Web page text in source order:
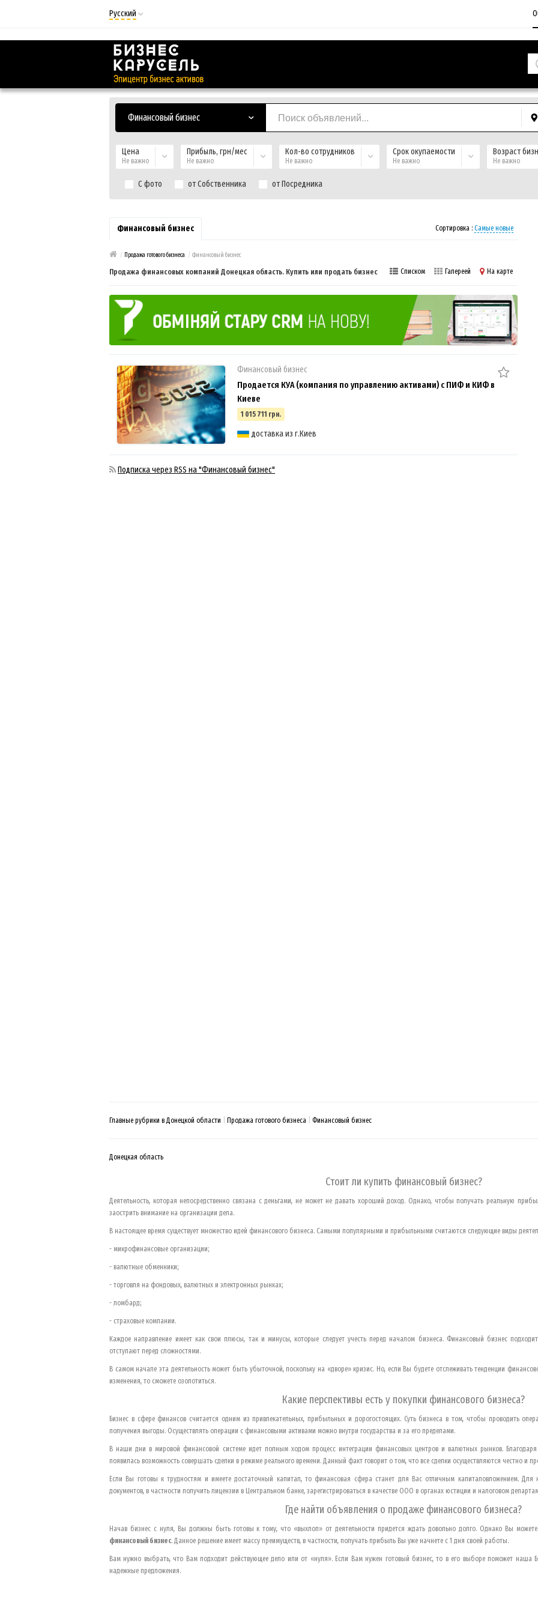
Русский
Русский
Українська
Финансовый бизнес
Цена
Не важно
Прибыль, грн/мес
Не важно
Кол-во сотрудников
Не важно
Срок окупаемости
Не важно
Возраст
Не важно
С фото от Собственника от Посредника
Финансовый бизнес Сортировка : Самые новые
/ Продажа готового бизнеса / Финансовый бизнес
Продажа финансовых компаний Донецкая область. Купить или продать бизнес Списком Галереей На карте
Финансовый бизнес
Продается КУА (компания по управлению активами) с ПИФ и КИФ в
Киеве
1 015 711 грн.
доставка из г.Киев
Подписка через RSS на "Финансовый бизнес"
Главные рубрики в Донецкой области Продажа готового бизнеса Финансовый бизнес
Донецкая область
Стоит ли купить финансовый бизнес?
Деятельность, которая непосредственно связана с деньгами, не может не давать хороший доход. Однако, чтобы получать реальную
заострить внимание на организации дела.
В настоящее время существует множество идей финансового бизнеса. Самыми популярными и прибыльными считаются следующие виды
- микрофинансовые организации;
- валютные обменники;
- торговля на фондовых, валютных и электронных рынках;
- ломбард;
- страховые компании.
Каждое направление имеет как свои плюсы, так и минусы, которые следует учесть перед началом бизнеса. Финансовый бизнес
отступают перед сложностями.
В самом начале эта деятельность может быть убыточной, поскольку на «дворе» кризис. Но, если Вы будете отслеживать тенденции
изменения, то сможете озолотиться.
Какие перспективы есть у покупки финансового бизнеса?
Бизнес в сфере финансов считается одним из привлекательных, прибыльных и дорогостоящих. Суть бизнеса в том, чтобы проводить
получения выгоды. Осуществлять операции с финансовыми активами можно внутри государства и за его пределами.
В наши дни в мировой финансовой системе идет полным ходом процесс интеграции финансовых центров и валютных рынков. Благодаря
появилась возможность совершать сделки в режиме реального времени. Данный факт говорит о том, что все сделки осуществляются честно и
Если Вы готовы к трудностям и имеете достаточный капитал, то финансовая сфера станет для Вас отличным капиталовложением. Для
документов, в частности получить лицензии в Центральном банке, зарегистрироваться в качестве ООО в органах юстиции и налоговом
Где найти объявления о продаже финансового бизнеса?
Начав бизнес с нуля, Вы должны быть готовы к тому, что «выхлоп» от деятельности придется ждать довольно долго. Однако Вы
финансовый бизнес. Данное решение имеет массу преимуществ, в частности, получать прибыль Вы уже начнете с 1 дня своей работы.
Вам нужно выбрать, что Вам подходит действующее дело или от «нуля». Если Вам нужен готовый бизнес, то в его выборе поможет наша
надежные предложения.